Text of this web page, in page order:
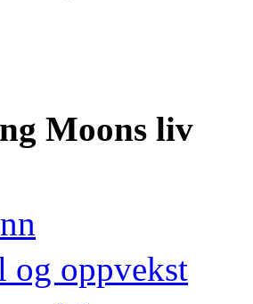
Moons liv
oppvekst